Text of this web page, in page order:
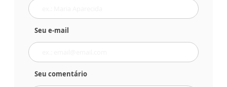
Seu e-mail
Seu comentário